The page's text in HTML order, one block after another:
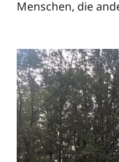
Menschen, die